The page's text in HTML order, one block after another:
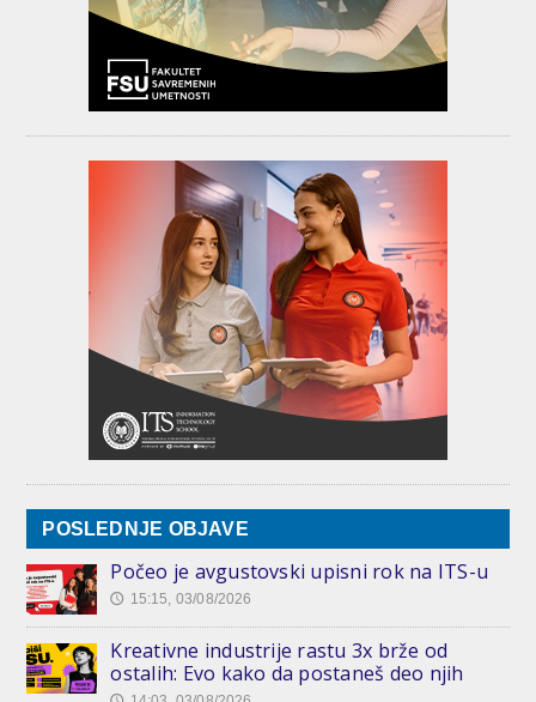
POSLEDNJE OBJAVE
Počeo je avgustovski upisni rok na ITS-u
🕔 15:15, 03/08/2026
Kreativne industrije rastu 3x brže od
ostalih: Evo kako da postaneš deo njih